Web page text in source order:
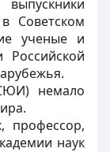
Советском
ученые и
Российской
немало
профессор,
наук